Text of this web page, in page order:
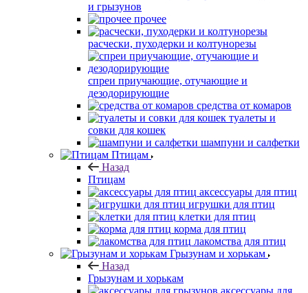
и грызунов
прочее
расчески, пуходерки и колтунорезы
спреи приучающие, отучающие и
дезодорирующие
средства от комаров
туалеты и
совки для кошек
шампуни и салфетки
Птицам
Назад
Птицам
аксессуары для птиц
игрушки для птиц
клетки для птиц
корма для птиц
лакомства для птиц
Грызунам и хорькам
Назад
Грызунам и хорькам
аксессуары для